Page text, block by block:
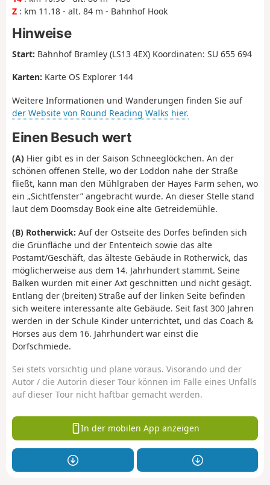
Z : km 11.18 - alt. 84 m - Bahnhof Hook
Hinweise
Start: Bahnhof Bramley (LS13 4EX) Koordinaten: SU 655 694
Karten: Karte OS Explorer 144
Weitere Informationen und Wanderungen finden Sie auf
der Website von Round Reading Walks hier.
Einen Besuch wert
(A) Hier gibt es in der Saison Schneeglöckchen. An der
schönen offenen Stelle, wo der Loddon nahe der Straße
fließt, kann man den Mühlgraben der Hayes Farm sehen, wo
ein „Sichtfenster” angebracht wurde. An dieser Stelle stand
laut dem Doomsday Book eine alte Getreidemühle.
(B) Rotherwick: Auf der Ostseite des Dorfes befinden sich
die Grünfläche und der Ententeich sowie das alte
Postamt/Geschäft, das älteste Gebäude in Rotherwick, das
möglicherweise aus dem 14. Jahrhundert stammt. Seine
Balken wurden mit einer Axt geschnitten und nicht gesägt.
Entlang der (breiten) Straße auf der linken Seite befinden
sich weitere interessante alte Gebäude. Seit fast 300 Jahren
werden in der Schule Kinder unterrichtet, und das Coach &
Horses aus dem 16. Jahrhundert war einst die
Dorfschmiede.
Sei stets vorsichtig und plane voraus. Visorando und der
Autor / die Autorin dieser Tour können im Falle eines Unfalls
auf dieser Tour nicht haftbar gemacht werden.
In der mobilen App anzeigen